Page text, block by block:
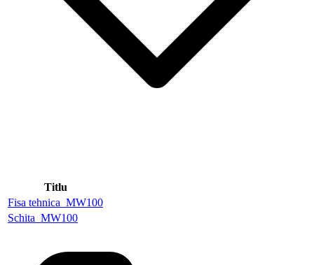
Titlu
Fisa tehnica_MW100
Schita_MW100